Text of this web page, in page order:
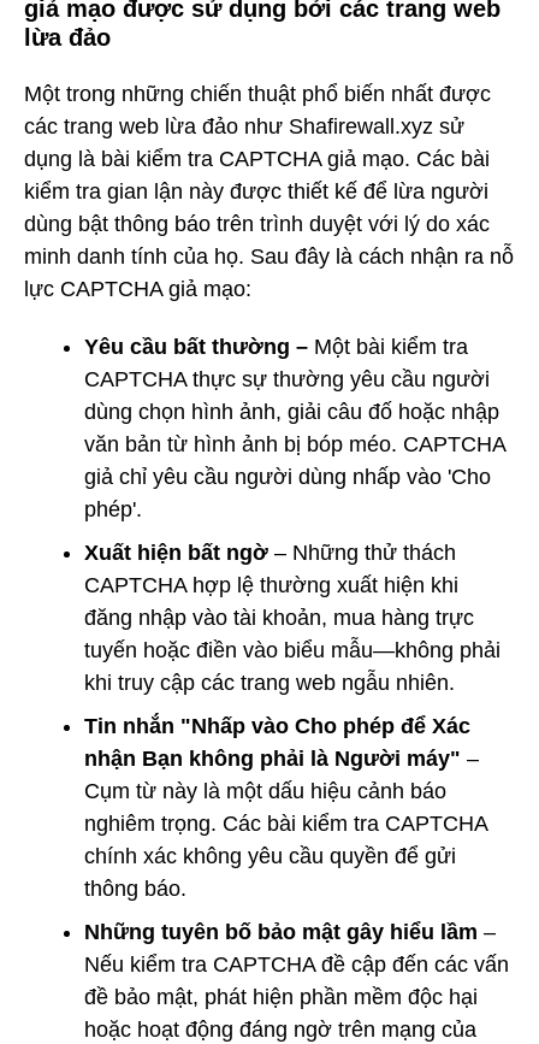
giả mạo được sử dụng bởi các trang web
lừa đảo
Một trong những chiến thuật phổ biến nhất được
các trang web lừa đảo như Shafirewall.xyz sử
dụng là bài kiểm tra CAPTCHA giả mạo. Các bài
kiểm tra gian lận này được thiết kế để lừa người
dùng bật thông báo trên trình duyệt với lý do xác
minh danh tính của họ. Sau đây là cách nhận ra nỗ
lực CAPTCHA giả mạo:
Yêu cầu bất thường – Một bài kiểm tra
CAPTCHA thực sự thường yêu cầu người
dùng chọn hình ảnh, giải câu đố hoặc nhập
văn bản từ hình ảnh bị bóp méo. CAPTCHA
giả chỉ yêu cầu người dùng nhấp vào 'Cho
phép'.
Xuất hiện bất ngờ – Những thử thách
CAPTCHA hợp lệ thường xuất hiện khi
đăng nhập vào tài khoản, mua hàng trực
tuyến hoặc điền vào biểu mẫu—không phải
khi truy cập các trang web ngẫu nhiên.
Tin nhắn "Nhấp vào Cho phép để Xác
nhận Bạn không phải là Người máy" –
Cụm từ này là một dấu hiệu cảnh báo
nghiêm trọng. Các bài kiểm tra CAPTCHA
chính xác không yêu cầu quyền để gửi
thông báo.
Những tuyên bố bảo mật gây hiểu lầm –
Nếu kiểm tra CAPTCHA đề cập đến các vấn
đề bảo mật, phát hiện phần mềm độc hại
hoặc hoạt động đáng ngờ trên mạng của